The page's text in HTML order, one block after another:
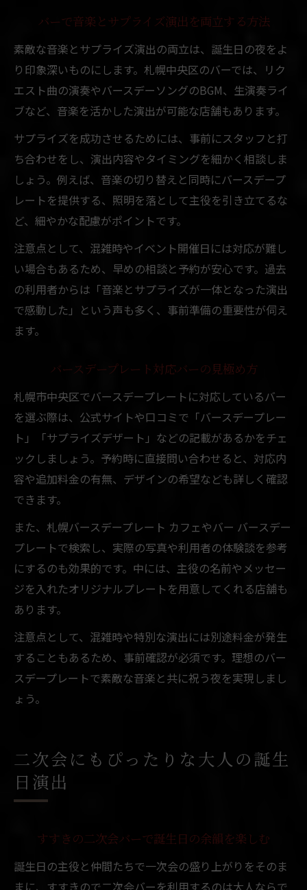
バーで音楽とサプライズ演出を両立する方法
素敵な音楽とサプライズ演出の両立は、誕生日の夜をよ
り印象深いものにします。札幌中央区のバーでは、リク
エスト曲の演奏やバースデーソングのBGM、生演奏ライ
ブなど、音楽を活かした演出が可能な店舗もあります。
サプライズを成功させるためには、事前にスタッフと打
ち合わせをし、演出内容やタイミングを細かく相談しま
しょう。例えば、音楽の切り替えと同時にバースデープ
レートを提供する、照明を落として主役を引き立てるな
ど、細やかな配慮がポイントです。
注意点として、混雑時やイベント開催日には対応が難し
い場合もあるため、早めの相談と予約が安心です。過去
の利用者からは「音楽とサプライズが一体となった演出
で感動した」という声も多く、事前準備の重要性が伺え
ます。
バースデープレート対応バーの見極め方
札幌市中央区でバースデープレートに対応しているバー
を選ぶ際は、公式サイトや口コミで「バースデープレー
ト」「サプライズデザート」などの記載があるかをチェ
ックしましょう。予約時に直接問い合わせると、対応内
容や追加料金の有無、デザインの希望なども詳しく確認
できます。
また、札幌バースデープレート カフェやバー バースデー
プレートで検索し、実際の写真や利用者の体験談を参考
にするのも効果的です。中には、主役の名前やメッセー
ジを入れたオリジナルプレートを用意してくれる店舗も
あります。
注意点として、混雑時や特別な演出には別途料金が発生
することもあるため、事前確認が必須です。理想のバー
スデープレートで素敵な音楽と共に祝う夜を実現しまし
ょう。
二次会にもぴったりな大人の誕生
日演出
すすきの二次会バーで誕生日の余韻を楽しむ
誕生日の主役と仲間たちで一次会の盛り上がりをそのま
まに、すすきので二次会バーを利用するのは大人ならで